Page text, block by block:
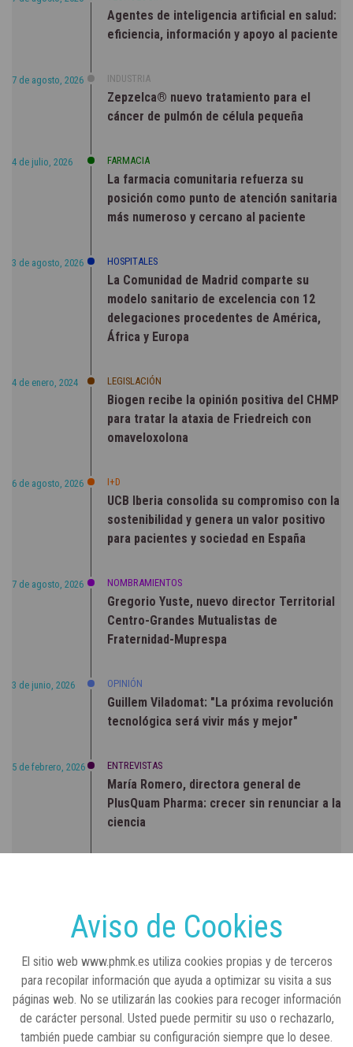
Agentes de inteligencia artificial en salud:
eficiencia, información y apoyo al paciente
7 de agosto, 2026 INDUSTRIA
Zepzelca® nuevo tratamiento para el
cáncer de pulmón de célula pequeña
4 de julio, 2026 FARMACIA
La farmacia comunitaria refuerza su
posición como punto de atención sanitaria
más numeroso y cercano al paciente
3 de agosto, 2026 HOSPITALES
La Comunidad de Madrid comparte su
modelo sanitario de excelencia con 12
delegaciones procedentes de América,
África y Europa
4 de enero, 2024 LEGISLACIÓN
Biogen recibe la opinión positiva del CHMP
para tratar la ataxia de Friedreich con
omaveloxolona
6 de agosto, 2026 I+D
UCB Iberia consolida su compromiso con la
sostenibilidad y genera un valor positivo
para pacientes y sociedad en España
7 de agosto, 2026 NOMBRAMIENTOS
Gregorio Yuste, nuevo director Territorial
Centro-Grandes Mutualistas de
Fraternidad-Muprespa
3 de junio, 2026 OPINIÓN
Guillem Viladomat: "La próxima revolución
tecnológica será vivir más y mejor"
5 de febrero, 2026 ENTREVISTAS
María Romero, directora general de
PlusQuam Pharma: crecer sin renunciar a la
ciencia
Lilly impulsa "Razones de Peso" para
visibilizar la obesidad
25 de marzo, 2023 ENTRE BASTIDORES
Aviso de Cookies
El sitio web www.phmk.es utiliza cookies propias y de terceros
para recopilar información que ayuda a optimizar su visita a sus
páginas web. No se utilizarán las cookies para recoger información
de carácter personal. Usted puede permitir su uso o rechazarlo,
también puede cambiar su configuración siempre que lo desee.